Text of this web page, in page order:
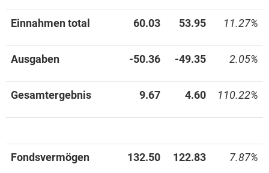
Einnahmen total 60.03 53.95 11.27%
Ausgaben -50.36 -49.35 2.05%
Gesamtergebnis 9.67 4.60 110.22%
Fondsvermögen 132.50 122.83 7.87%